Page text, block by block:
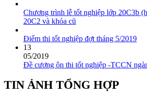
Chương trình lễ tốt nghiệp lớp 20C3b
20C2 và khóa cũ
Điểm thi tốt nghiệp đợt tháng 5/2019
13
05/2019
Đề cương ôn thi tốt nghiệp -TCCN
TIN ẢNH TỔNG HỢP